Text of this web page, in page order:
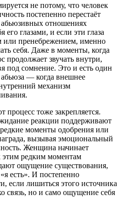
не потому, что человек
постепенно перестаёт
отношениях
глазами, и если эти глаза
или пренебрежением, именно
себя. Даже в моменты, когда
продолжает звучать внутри,
под сомнение. Это и есть один
— когда внешнее
механизм
процесс тоже закрепляется.
реакции поддерживают
моменты одобрения или
вызывая эмоциональный
Женщина начинает
этим редким моментам
ощущение существования,
есть». И постепенно
если лишиться этого источника
связь, но и само ощущение себя